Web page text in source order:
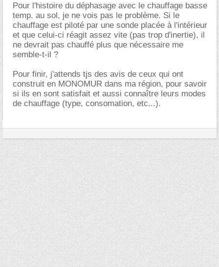
Pour l'histoire du déphasage avec le chauffage basse
temp. au sol, je ne vois pas le problème. Si le
chauffage est piloté par une sonde placée à l'intérieur
et que celui-ci réagit assez vite (pas trop d'inertie), il
ne devrait pas chauffé plus que nécessaire me
semble-t-il ?
Pour finir, j'attends tjs des avis de ceux qui ont
construit en MONOMUR dans ma région, pour savoir
si ils en sont satisfait et aussi connaître leurs modes
de chauffage (type, consomation, etc...).